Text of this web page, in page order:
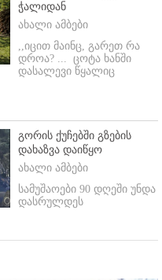
ჭალიდან
ახალი ამბები
,,იცით მაინც, გარეთ რა
დროა? ... ცოტა ხანში
დასალევი წყალიც
გორის ქუჩებში გზების
დახაზვა დაიწყო
ახალი ამბები
სამუშაოები 90 დღეში უნდა
დასრულდეს